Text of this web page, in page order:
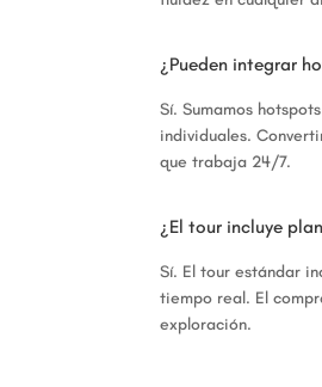
¿Pueden integrar
Sí. Sumamos
individuales.
que trabaja 24/7.
¿El tour incluye
Sí. El tour estándar
tiempo real. El
exploración.